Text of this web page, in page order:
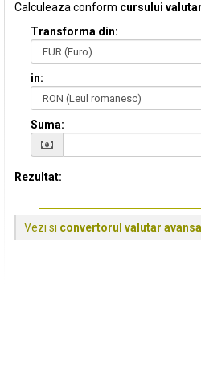
Calculeaza conform cursului
Transforma din:
in:
Suma:
Rezultat:
Vezi si convertorul valutar